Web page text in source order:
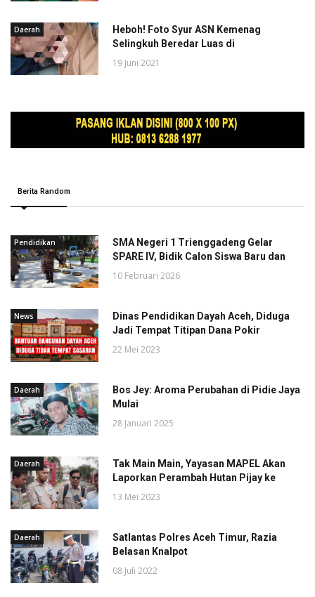
Daerah
Heboh! Foto Syur ASN Kemenag
Selingkuh Beredar Luas di
19 Juni 2021
Berita Random
Pendidikan
SMA Negeri 1 Trienggadeng Gelar
SPARE IV, Bidik Calon Siswa Baru dan
10 Februari 2026
News
Dinas Pendidikan Dayah Aceh, Diduga
Jadi Tempat Titipan Dana Pokir
22 Mei 2023
Daerah
Bos Jey: Aroma Perubahan di Pidie Jaya
Mulai
28 Januari 2025
Daerah
Tak Main Main, Yayasan MAPEL Akan
Laporkan Perambah Hutan Pijay ke
13 Mei 2023
Daerah
Satlantas Polres Aceh Timur, Razia
Belasan Knalpot
08 Juli 2022